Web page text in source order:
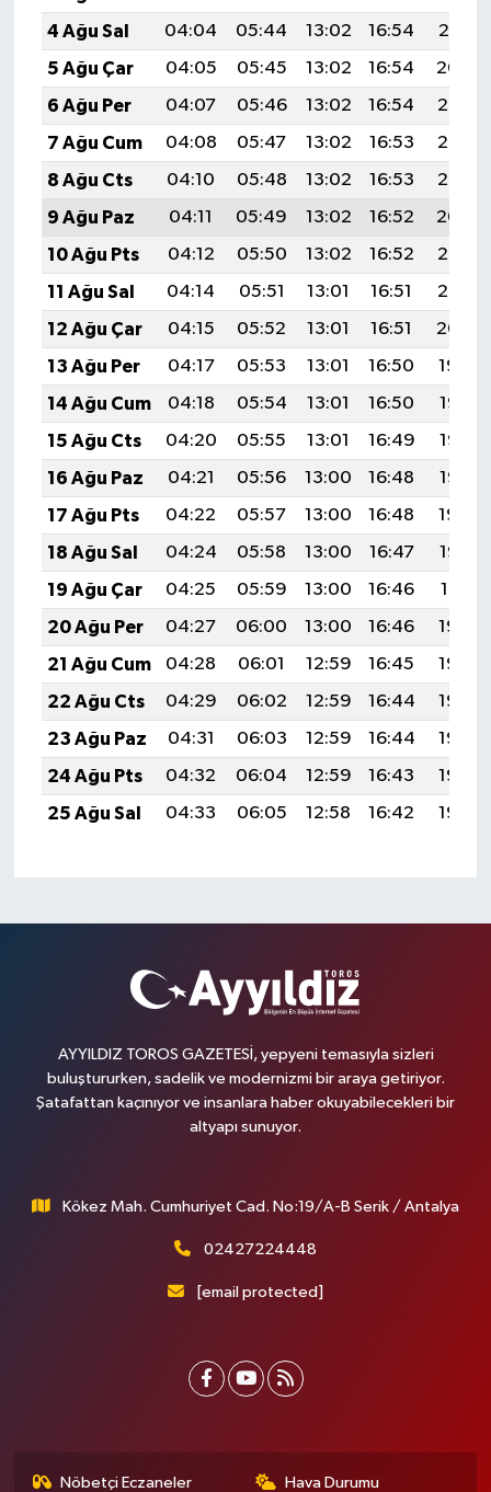
4 Ağu Sal
04:04 05:44 13:02 16:54
20:10
5 Ağu Çar
04:05 05:45 13:02 16:54
20:09
6 Ağu Per
04:07 05:46 13:02 16:54
20:08
7 Ağu Cum
04:08 05:47 13:02 16:53
20:07
8 Ağu Cts
04:10 05:48 13:02 16:53
20:05
9 Ağu Paz
04:11 05:49 13:02 16:52
20:04
10 Ağu Pts
04:12 05:50 13:02 16:52
20:03
11 Ağu Sal
04:14 05:51 13:01 16:51
20:02
12 Ağu Çar
04:15 05:52 13:01 16:51
20:00
13 Ağu Per
04:17 05:53 13:01 16:50
19:59
14 Ağu Cum
04:18 05:54 13:01 16:50
19:58
15 Ağu Cts
04:20 05:55 13:01 16:49
19:56
16 Ağu Paz
04:21 05:56 13:00 16:48
19:55
17 Ağu Pts
04:22 05:57 13:00 16:48
19:54
18 Ağu Sal
04:24 05:58 13:00 16:47
19:52
19 Ağu Çar
04:25 05:59 13:00 16:46
19:51
20 Ağu Per
04:27 06:00 13:00 16:46
19:49
21 Ağu Cum
04:28 06:01 12:59 16:45
19:48
22 Ağu Cts
04:29 06:02 12:59 16:44
19:46
23 Ağu Paz
04:31 06:03 12:59 16:44
19:45
24 Ağu Pts
04:32 06:04 12:59 16:43
19:44
25 Ağu Sal
04:33 06:05 12:58 16:42 19:42
AYYILDIZ TOROS GAZETESİ, yepyeni temasıyla sizleri
buluştururken, sadelik ve modernizmi bir araya getiriyor.
Şatafattan kaçınıyor ve insanlara haber okuyabilecekleri bir
altyapı sunuyor.
Kökez Mah. Cumhuriyet Cad. No:19/A-B Serik / Antalya
02427224448
[email protected]
Nöbetçi Eczaneler Hava Durumu